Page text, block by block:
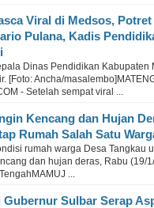
Viral di Medsos,
Pulana, Kadis
Dinas Pendidikan Kabupaten
[Foto: Ancha/
- Setelah sempat viral ...
Kencang dan Hujan
Rumah Salah Satu
rumah warga Desa Tangkau
dan hujan deras, Rabu (19/
...
Gubernur Sulbar Serap